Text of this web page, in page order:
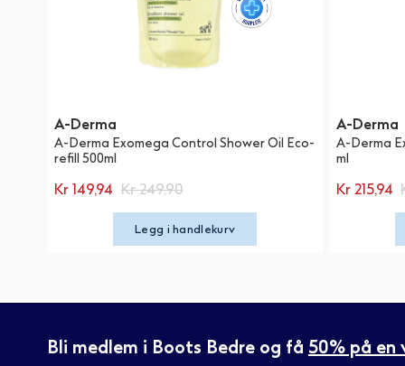
A-Derma
A-Derma Exomega Control Shower Oil Eco-
refill 500ml
Kr 149,94 Kr 249,90
Legg i handlekurv
A-Derma
A-Derma
ml
Kr 215,94
Bli medlem i Boots Bedre og få 50% på en